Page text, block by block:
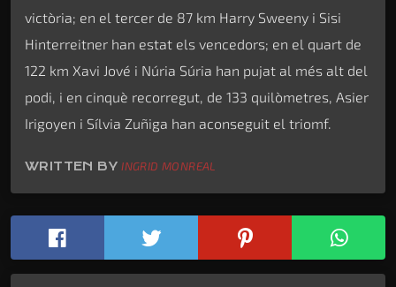
victòria; en el tercer de 87 km Harry Sweeny i Sisi
Hinterreitner han estat els vencedors; en el quart de
122 km Xavi Jové i Núria Súria han pujat al més alt del
podi, i en cinquè recorregut, de 133 quilòmetres, Asier
Irigoyen i Sílvia Zuñiga han aconseguit el triomf.
WRITTEN BYINGRID MONREAL